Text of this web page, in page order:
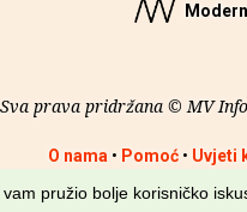
Sva prava pridržana © MV
O nama • Pomoć• Uvjeti
pružio bolje korisničko